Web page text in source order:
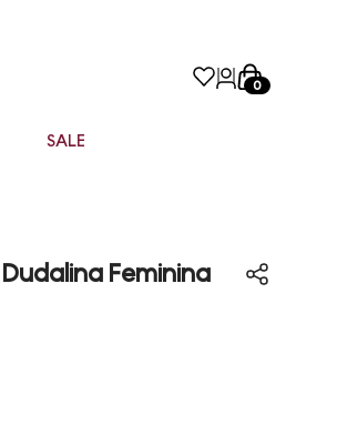
0
SALE
Feminina